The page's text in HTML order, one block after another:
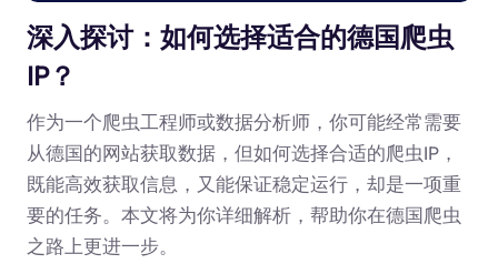
深入探讨：如何选择适合的德国爬虫
IP？
作为一个爬虫工程师或数据分析师，你可能经常需要
从德国的网站获取数据，但如何选择合适的爬虫IP，
既能高效获取信息，又能保证稳定运行，却是一项重
要的任务。本文将为你详细解析，帮助你在德国爬虫
之路上更进一步。